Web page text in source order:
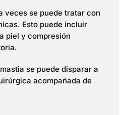
veces se puede tratar con
Esto puede incluir
piel y compresión
se puede disparar a
acompañada de